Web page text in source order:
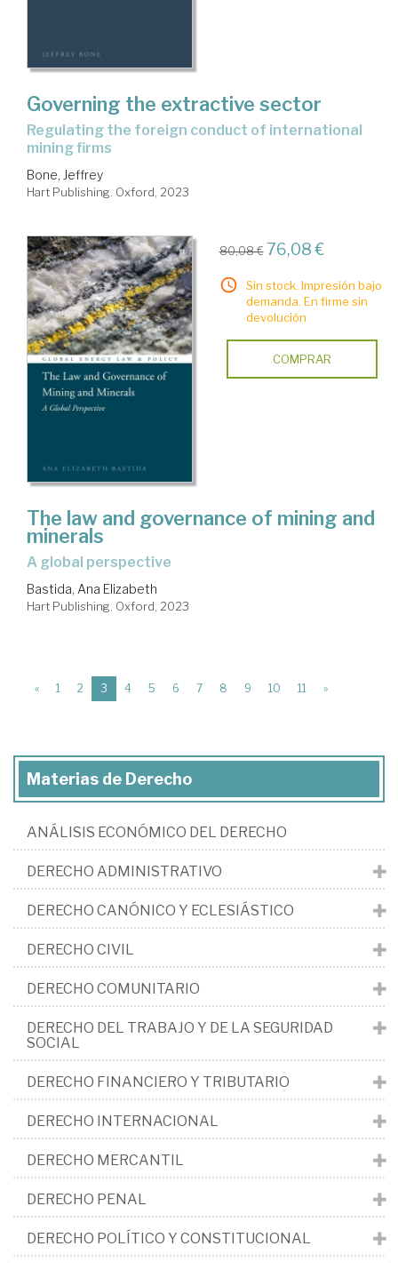
Governing the extractive sector
regulating the foreign conduct of international
mining firms
Bone, Jeffrey
Hart Publishing. Oxford, 2023
80,08 € 76,08 €
Sin stock. Impresión bajo
demanda. En firme sin
devolución
COMPRAR
The law and governance of mining and
minerals
a global perspective
Bastida, Ana Elizabeth
Hart Publishing. Oxford, 2023
« 1 2 3 (current)
4 5 6 7 8 9 10 11 »
Materias de Derecho
ANÁLISIS ECONÓMICO DEL DERECHO
DERECHO ADMINISTRATIVO
DERECHO CANÓNICO Y ECLESIÁSTICO
DERECHO CIVIL
DERECHO COMUNITARIO
DERECHO DEL TRABAJO Y DE LA SEGURIDAD
SOCIAL
DERECHO FINANCIERO Y TRIBUTARIO
DERECHO INTERNACIONAL
DERECHO MERCANTIL
DERECHO PENAL
DERECHO POLÍTICO Y CONSTITUCIONAL